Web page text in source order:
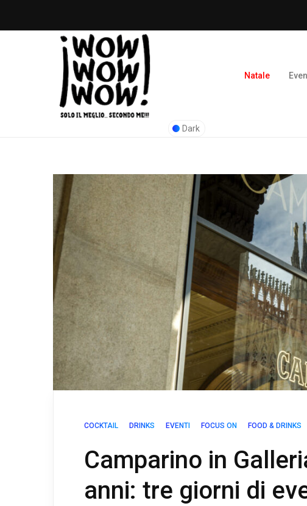
Natale
Dark
COCKTAIL DRINKS EVENTI FOCUS ON FOOD & DRINKS
Camparino in
anni: tre giorni di